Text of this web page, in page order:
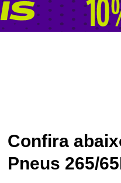
Confira
Pneus 265/65